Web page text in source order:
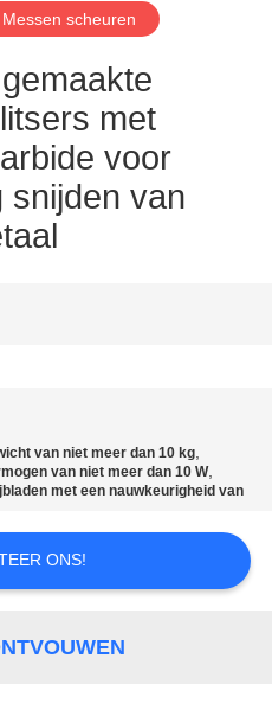
scheuren
met
voor
snijden van
van niet meer dan 10 kg,
van niet meer dan 10 W,
met een nauwkeurigheid van
ONS!